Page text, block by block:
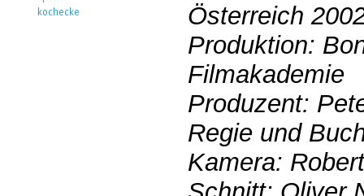
Österreich
Produktion:
Filmakademie
Produzent:
Regie und
Kamera: